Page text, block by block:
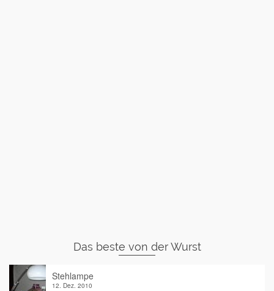
Das beste von der Wurst
Stehlampe
12. Dez. 2010